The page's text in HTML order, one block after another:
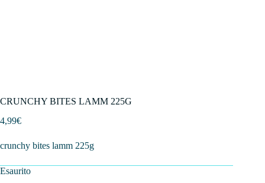
CRUNCHY BITES LAMM 225G
4,99€
crunchy bites lamm 225g
Esaurito